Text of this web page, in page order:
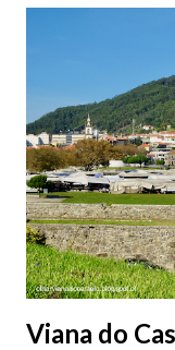
subterrâneos. O
2ª a 5ª feira a partir
Viana do